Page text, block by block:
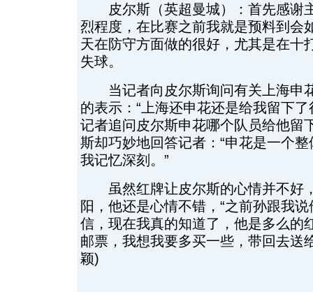
皮尔斯（英超曼城）：首先感谢
烈程度，在比赛之前我就是预料到会
天在防守方面做的很好，尤其是在十
失球。
当记者向皮尔斯询问有关上海申
的表示：“上海还申花还是给我留下
记者追问皮尔斯申花哪个队员给他留
斯却巧妙地回答记者：“申花是一个
我记忆深刻。”
虽然红牌让皮尔斯的心情并不好
阳，他还是心情不错，“之前孙跟我
信，现在我真的知道了，他是多么的
邮票，我想我要多买一些，带回去送
颖)